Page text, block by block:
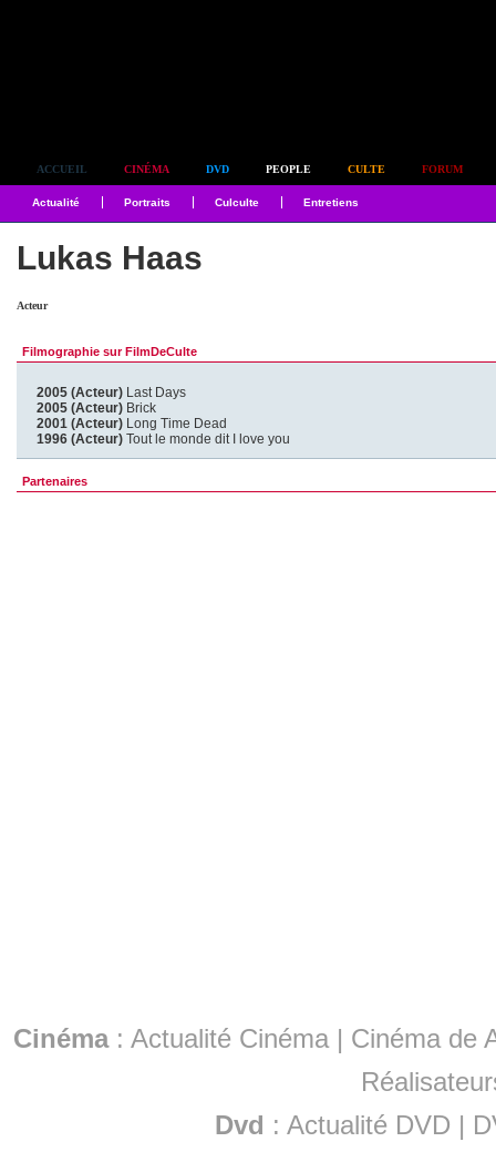
ACCUEIL CINÉMA DVD PEOPLE CULTE FORUM
Actualité Portraits Culculte Entretiens
Lukas Haas
Acteur
Filmographie sur FilmDeCulte
2005 (Acteur) Last Days
2005 (Acteur) Brick
2001 (Acteur) Long Time Dead
1996 (Acteur) Tout le monde dit I love you
Partenaires
Cinéma: Actualité Cinéma | Cinéma de
Dvd : Actualité DVD |